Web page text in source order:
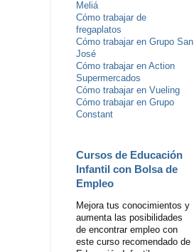
Meliá
Cómo trabajar de
fregaplatos
Cómo trabajar en Grupo San
José
Cómo trabajar en Action
Supermercados
Cómo trabajar en Vueling
Cómo trabajar en Grupo
Constant
Cursos de Educación
Infantil con Bolsa de
Empleo
Mejora tus conocimientos y
aumenta las posibilidades
de encontrar empleo con
este curso recomendado de